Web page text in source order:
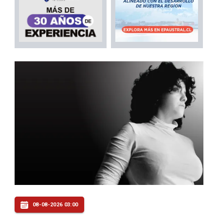
08-08-2026 03:00